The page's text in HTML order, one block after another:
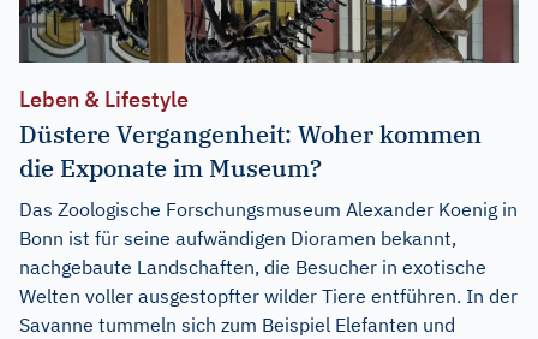
Leben & Lifestyle
Düstere Vergangenheit: Woher kommen
die Exponate im Museum?
Das Zoologische Forschungsmuseum Alexander Koenig in
Bonn ist für seine aufwändigen Dioramen bekannt,
nachgebaute Landschaften, die Besucher in exotische
Welten voller ausgestopfter wilder Tiere entführen. In der
Savanne tummeln sich zum Beispiel Elefanten und